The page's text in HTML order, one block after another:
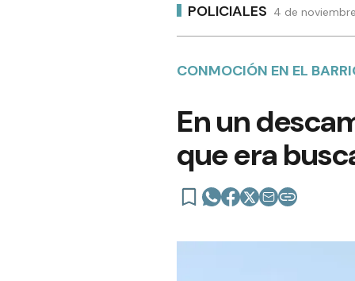
POLICIALES 4 de
CONMOCIÓN EN EL
En un
que era